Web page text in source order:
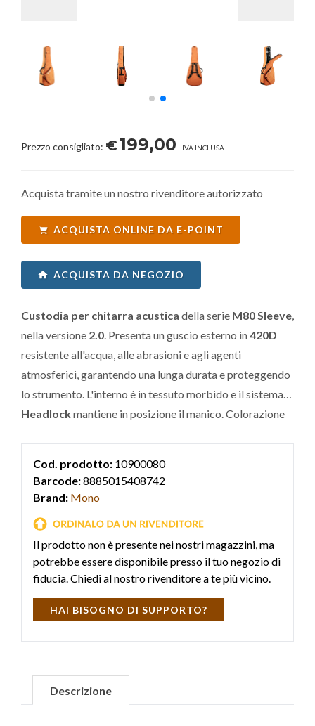
Prezzo consigliato: €199,00 IVA INCLUSA
Acquista tramite un nostro rivenditore autorizzato
ACQUISTA ONLINE DA E-POINT
ACQUISTA DA NEGOZIO
Custodia per chitarra acustica della serie M80 Sleeve,
nella versione 2.0. Presenta un guscio esterno in420D
resistente all'acqua, alle abrasioni e agli agenti
atmosferici, garantendo una lunga durata e proteggendo
lo strumento. L'interno è in tessuto morbido e il sistema
Headlockmantiene in posizione il manico. Colorazione
Cod. prodotto: 10900080
Barcode:8885015408742
Brand: Mono
Il prodotto non è presente nei nostri magazzini, ma
potrebbe essere disponibile presso il tuo negozio di
fiducia. Chiedi al nostro rivenditore a te più vicino.
HAI BISOGNO DI SUPPORTO?
Descrizione